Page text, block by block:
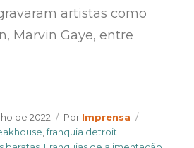
artistas como
Marvin Gaye, entre
de 2022 Por Author
Imprensa
,franquia detroit